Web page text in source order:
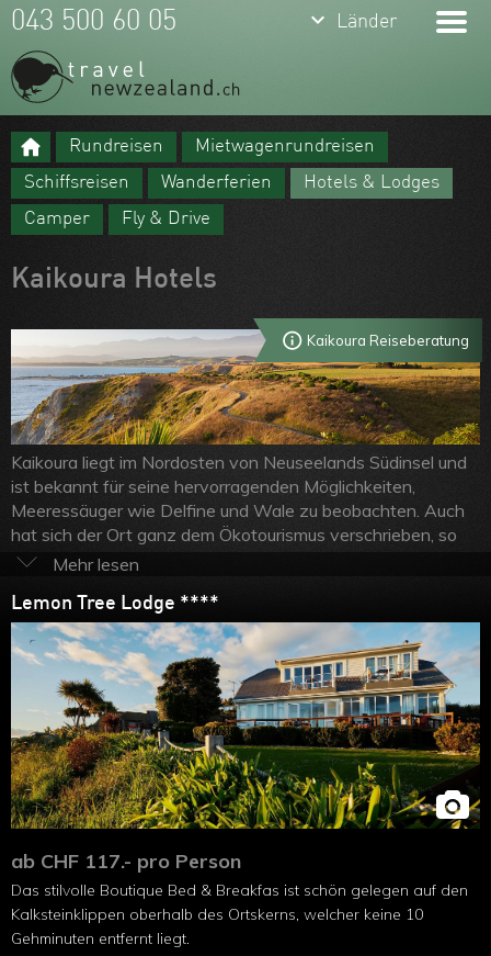
Meine Favoriten
Team
Feedbacks
Kontakt
ARVB
keyboard_arrow_down Länder
043 500 60 05
Rundreisen
Mietwagenrundreisen
Schiffsreisen
Wanderferien
Hotels & Lodges
Camper
Fly & Drive
Kaikoura Hotels
Kaikoura Reiseberatung
Kaikoura liegt im Nordosten von Neuseelands Südinsel und
ist bekannt für seine hervorragenden Möglichkeiten,
Meeressäuger wie Delfine und Wale zu beobachten. Auch
hat sich der Ort ganz dem Ökotourismus verschrieben, so
dass hier besonders Naturfreunde auf ihre Kosten kommen.
Kaikoura eine grosse Zahl an Aktivitäten. Zahlreiche kurze
und längere Wanderwege, Bike-Trails, Kayaktouren,
Rundflüge oder auch Wellness-Angebote erwarten hier die
Ruhesuchenden, zum Beispiel als Unterbruch einer
aufregendenNeuseeland Rundreise. Kaikoura ist der ideale
Ferienort, um die wilde Natur der Südinsel Neuseelands zu
entdecken, Walbeobachtungs-Touren per Schiff oder
Helikopter zu erleben oder sich einfach zu entspannen.
Lemon Tree Lodge ****
ab CHF 117.- pro Person
Das stilvolle Boutique Bed & Breakfas ist schön gelegen auf den
Kalksteinklippen oberhalb des Ortskerns, welcher keine 10
Gehminuten entfernt liegt.